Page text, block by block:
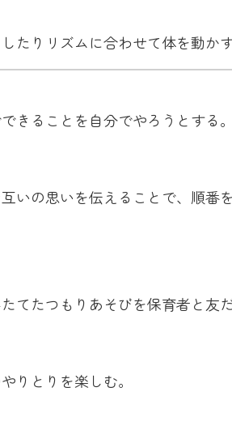
たりリズムに合わせて体を動か
きることを自分でやろうとする
いの思いを伝えることで、順番
てたつもりあそびを保育者と友
りとりを楽しむ。